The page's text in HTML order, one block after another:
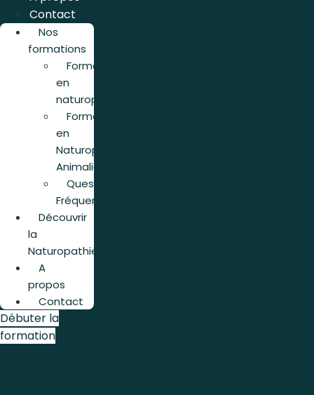
Contact
Nos
formations
Formation
en
naturopathie
Formation
en
Naturopathie
Animalière
Questions
Fréquentes
Découvrir
la
Naturopathie
A
propos
Contact
Débuter la
formation